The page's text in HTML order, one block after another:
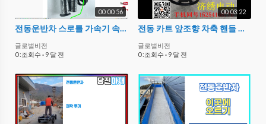
00:00:56
전동운반차 스로틀 가속기 속도조절기 부품 기능소개
글로벌비전
0 :조회수 · 9 달 전
00:03:22
전동 카트 앞조향 차축 핸들 부품 제작 만들기 조향 부 부속 자동차핸들부
글로벌비전
0 :조회수 · 9 달 전